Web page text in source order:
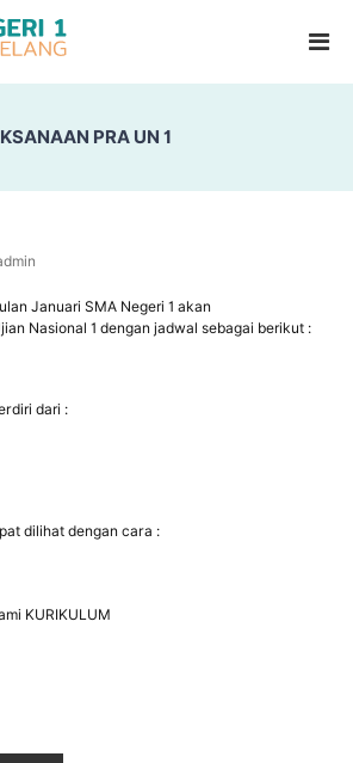
A
e
e
M
a
d
o
H
c
h
PRA UN 1
Januari SMA Negeri 1 akan
Nasional 1 dengan jadwal sebagai berikut :
dari :
dilihat dengan cara :
KURIKULUM